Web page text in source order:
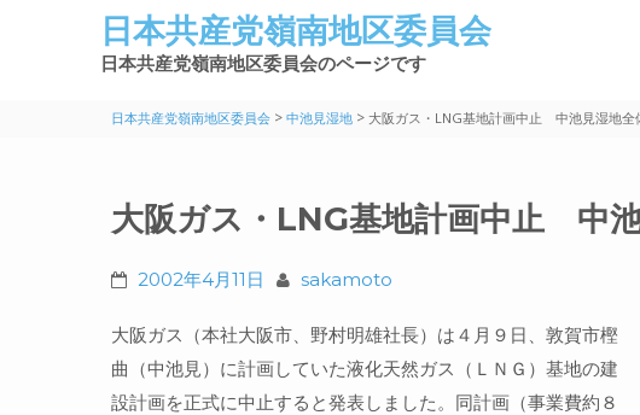
日本共産党嶺南地区委員会
日本共産党嶺南地区委員会のページです
日本共産党嶺南地区委員会 > 中池見湿地 > 大阪ガス・LNG基地計画中止 中池見湿地全
大阪ガス・LNG基地計画中止 中池
2002年4月11日 sakamoto
大阪ガス（本社大阪市、野村明雄社長）は４月９日、敦賀市樫
曲（中池見）に計画していた液化天然ガス（ＬＮＧ）基地の建
設計画を正式に中止すると発表しました。同計画（事業費約８